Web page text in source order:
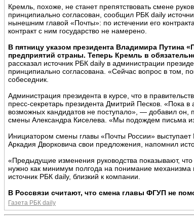
Кремль, похоже, не станет препятствовать смене
принципиально согласован, сообщил РБК daily
нынешним главой «Почты»: по истечении его
контракт с ним государство не намерено.
В пятницу указом президента Владимира Путина
предприятий страны. Теперь Кремль в
рассказал источник РБК daily в администрации
принципиально согласована. «Сейчас вопрос в том,
собеседник.
Администрация президента в курсе, что в
пресс-секретарь президента Дмитрий Песков. «Пока
возможных кандидатов не поступало», — добавил он,
смены Александра Киселева. «Мы подождем письма
Инициатором смены главы «Почты России» выступает
Аркадия Дворковича свои предложения, напомнил
«Предыдущие изменения руководства показывают,
нужно как минимум полгода на понимание механизма
источник РБК daily, близкий к компании.
В Россвязи считают, что смена главы ФГУП не
Газета РБК daily